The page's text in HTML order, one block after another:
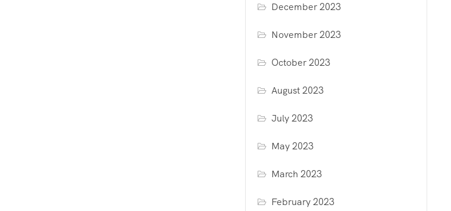
December 2023
November 2023
October 2023
August 2023
July 2023
May 2023
March 2023
February 2023